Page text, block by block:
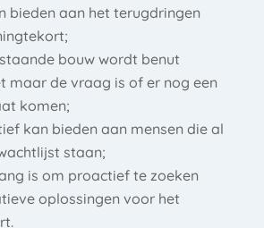
bieden aan het terugdringen
bouw wordt benut
maar de vraag is of er nog een
komen;
kan bieden aan mensen die al
staan;
is om proactief te zoeken
oplossingen voor het